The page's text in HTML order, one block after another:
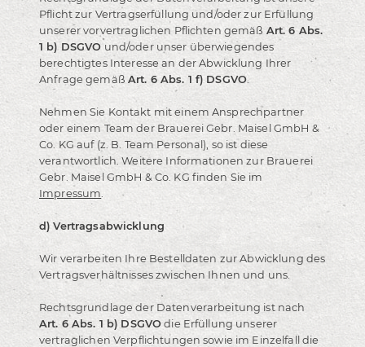
Pflicht zur Vertragserfüllung und/oder zur Erfüllung
unserer vorvertraglichen Pflichten gemäß Art. 6 Abs.
1 b) DSGVO und/oder unser überwiegendes
berechtigtes Interesse an der Abwicklung Ihrer
Anfrage gemäß Art. 6 Abs. 1 f) DSGVO.
Nehmen Sie Kontakt mit einem Ansprechpartner
oder einem Team der Brauerei Gebr. Maisel GmbH &
Co. KG auf (z. B. Team Personal), so ist diese
verantwortlich. Weitere Informationen zur Brauerei
Gebr. Maisel GmbH & Co. KG finden Sie im
Impressum.
d) Vertragsabwicklung
Wir verarbeiten Ihre Bestelldaten zur Abwicklung des
Vertragsverhältnisses zwischen Ihnen und uns.
Rechtsgrundlage der Datenverarbeitung ist nach
Art. 6 Abs. 1 b) DSGVO die Erfüllung unserer
vertraglichen Verpflichtungen sowie im Einzelfall die